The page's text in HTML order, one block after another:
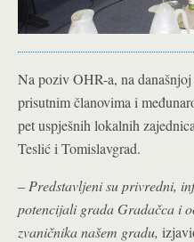
Na poziv OHR-a, na
prisutnim članovima i
pet uspješnih lokalnih
Teslić i Tomislavgrad.
– Predstavljeni su privredni,
potencijali grada Gradačca i
zvaničnika našem gradu,